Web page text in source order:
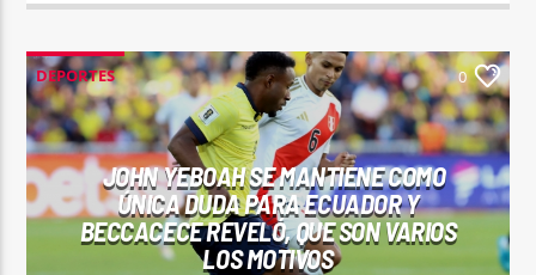
DEPORTES 0
JOHN YEBOAH SE MANTIENE COMO
ÚNICA DUDA PARA ECUADOR Y
BECCACECE REVELÓ, QUE SON VARIOS
LOS MOTIVOS